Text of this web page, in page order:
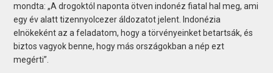
mondta: „A drogoktól naponta ötven indonéz fiatal hal meg, ami
egy év alatt tizennyolcezer áldozatot jelent. Indonézia
elnökeként az a feladatom, hogy a törvényeinket betartsák, és
biztos vagyok benne, hogy más országokban a nép ezt
megérti”.